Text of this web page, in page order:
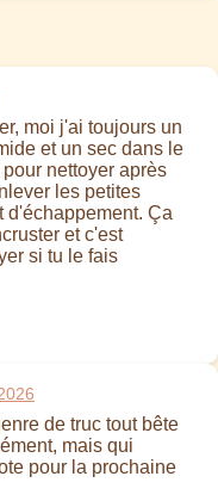
moi j'ai toujours un
et un sec dans le
nettoyer après
les petites
d'échappement. Ça
et c'est
si tu le fais
de truc tout bête
mais qui
pour la prochaine